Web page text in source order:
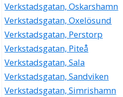
Biokemiska Testaktiebolaget i
Per Olof Patrik Sundberg
018-129225
Verkstadsgatan 8, 75323 Uppsala
Båths Fönsterteknik AB
Per Båth
018-121116
Verkstadsgatan 8, 75323 Uppsala
Verkstadsgatan, Oskarshamn
Verkstadsgatan, Oxelösund
Verkstadsgatan, Perstorp
Verkstadsgatan, Piteå
Verkstadsgatan, Sala
Verkstadsgatan, Sandviken
Verkstadsgatan, Simrishamn